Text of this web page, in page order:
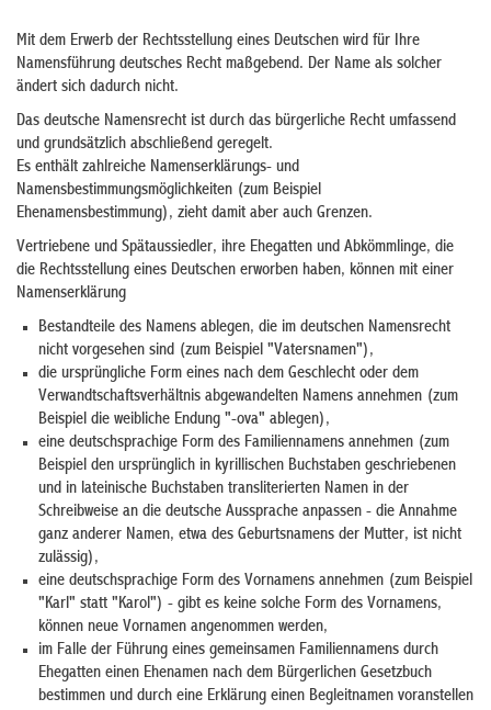
Mit dem Erwerb der Rechtsstellung eines Deutschen wird für Ihre
Namensführung deutsches Recht maßgebend. Der Name als solcher
ändert sich dadurch nicht.
Das deutsche Namensrecht ist durch das bürgerliche Recht umfassend
und grundsätzlich abschließend geregelt.
Es enthält zahlreiche Namenserklärungs- und
Namensbestimmungsmöglichkeiten (zum Beispiel
Ehenamensbestimmung), zieht damit aber auch Grenzen.
Vertriebene und Spätaussiedler, ihre Ehegatten und Abkömmlinge, die
die Rechtsstellung eines Deutschen erworben haben, können mit einer
Namenserklärung
Bestandteile des Namens ablegen, die im deutschen Namensrecht
nicht vorgesehen sind (zum Beispiel "Vatersnamen"),
die ursprüngliche Form eines nach dem Geschlecht oder dem
Verwandtschaftsverhältnis abgewandelten Namens annehmen (zum
Beispiel die weibliche Endung "-ova" ablegen),
eine deutschsprachige Form des Familiennamens annehmen (zum
Beispiel den ursprünglich in kyrillischen Buchstaben geschriebenen
und in lateinische Buchstaben transliterierten Namen in der
Schreibweise an die deutsche Aussprache anpassen - die Annahme
ganz anderer Namen, etwa des Geburtsnamens der Mutter, ist nicht
zulässig),
eine deutschsprachige Form des Vornamens annehmen (zum Beispiel
"Karl" statt "Karol") - gibt es keine solche Form des Vornamens,
können neue Vornamen angenommen werden,
im Falle der Führung eines gemeinsamen Familiennamens durch
Ehegatten einen Ehenamen nach dem Bürgerlichen Gesetzbuch
bestimmen und durch eine Erklärung einen Begleitnamen voranstellen